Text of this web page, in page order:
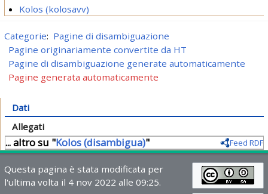
Kolos (kolosavv)
Categorie: Pagine di disambiguazione
Pagine originariamente convertite da HT
Pagine di disambiguazione generate automaticamente
Pagine generata automaticamente
Dati
Allegati
... altro su "Kolos (disambigua)" Feed RDF
Questa pagina è stata modificata per
l'ultima volta il 4 nov 2022 alle 09:25.